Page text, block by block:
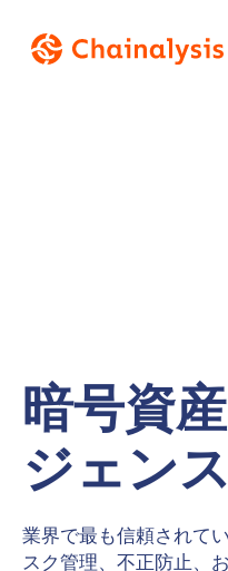
暗号資
ジェン
業界で最も信頼されて
スク管理、不正防止、